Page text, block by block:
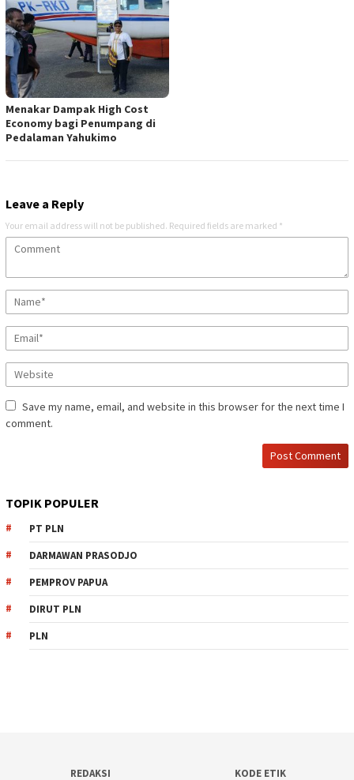
Menakar Dampak High Cost
Economy bagi Penumpang di
Pedalaman Yahukimo
Leave a Reply
Your email address will not be published. Required fields are marked *
Save my name, email, and website in this browser for the next time I
comment.
TOPIK POPULER
PT PLN
DARMAWAN PRASODJO
PEMPROV PAPUA
DIRUT PLN
PLN
REDAKSI KODE ETIK